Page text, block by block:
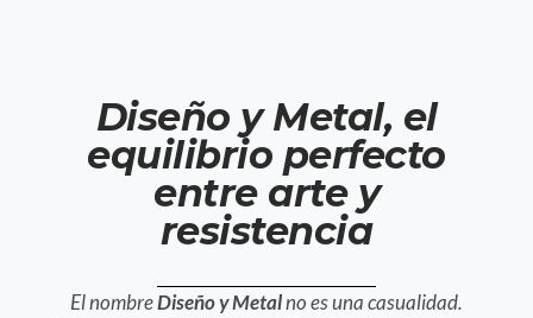
Diseño y Metal, el
equilibrio perfecto
entre arte y
resistencia
El nombreDiseño y Metalno es una casualidad.